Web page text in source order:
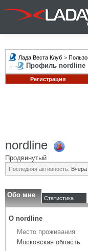
Лада Веста Клуб >
Профиль nordline
Регистрация
nordline
Продвинутый
Последняя активность: Вчера
Обо мне Статистика
О nordline
Место проживания
Московская область